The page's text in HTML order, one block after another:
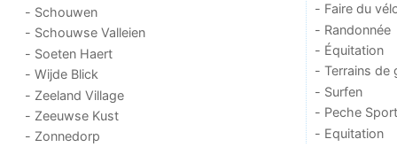
- Schouwen
- Schouwse Valleien
- Soeten Haert
- Wijde Blick
- Zeeland Village
- Zeeuwse Kust
- Zonnedorp
- Faire du
- Randonnée
- Équitation
- Terrains de
- Surfen
- Peche
- Equitation